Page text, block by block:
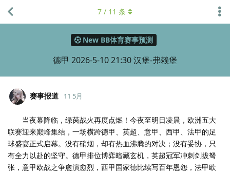
New BB体育赛事预测
德甲 2026-5-10 21:30 汉堡-弗赖堡
7 / 11 条
赛事报道 11 5月
当夜幕降临，绿茵战火再度点燃！今夜至明日凌晨，欧洲五大
联赛迎来巅峰集结，一场横跨德甲、英超、意甲、西甲、法甲的足
球盛宴正式启幕。没有硝烟，却有热血沸腾的对决；没有妥协，只
有全力以赴的坚守。德甲排位博弈暗藏玄机，英超冠军冲刺剑拔弩
张，意甲欧战之争愈演愈烈，西甲国家德比续写百年恩怨，法甲欧